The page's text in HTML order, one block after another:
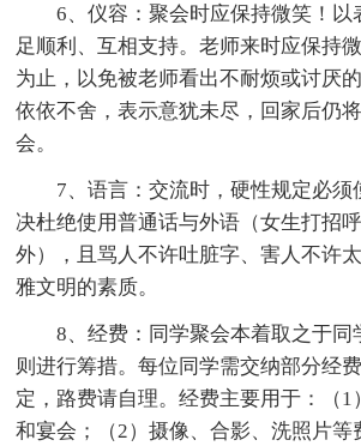
6、仪容：聚会时应保持微笑！以
足顺利、互相支持。老师来时应保持
为止，以免被老师看出不耐烦或讨厌
依依不舍，表示意犹未尽，回家后仍
会。
7、语言：交流时，硬性规定必须
决杜绝使用普通话与外语（女生打招
外），且骂人不许吐脏字、害人不许
雅文明的素质。
8、经费：同学聚会本着取之于同
则进行筹措。每位同学需交纳部分经
定，路费请自理。经费主要用于：（1
和宴会；（2）摄像、合影、洗照片等